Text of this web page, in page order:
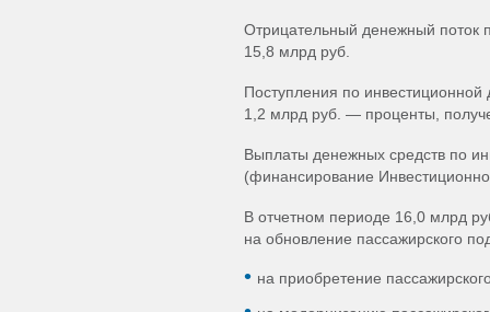
Отрицательный денежный поток
15,8 млрд руб.
Поступления по инвестиционной
1,2 млрд руб. — проценты,
Выплаты денежных средств по
(финансирование
В отчетном периоде 16,0 млрд
на обновление пассажирского
на приобретение